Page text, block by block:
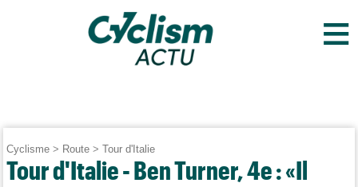
≡
Cyclisme > Route >Tour d'Italie
Tour d'Italie - Ben Turner, 4e : «Il